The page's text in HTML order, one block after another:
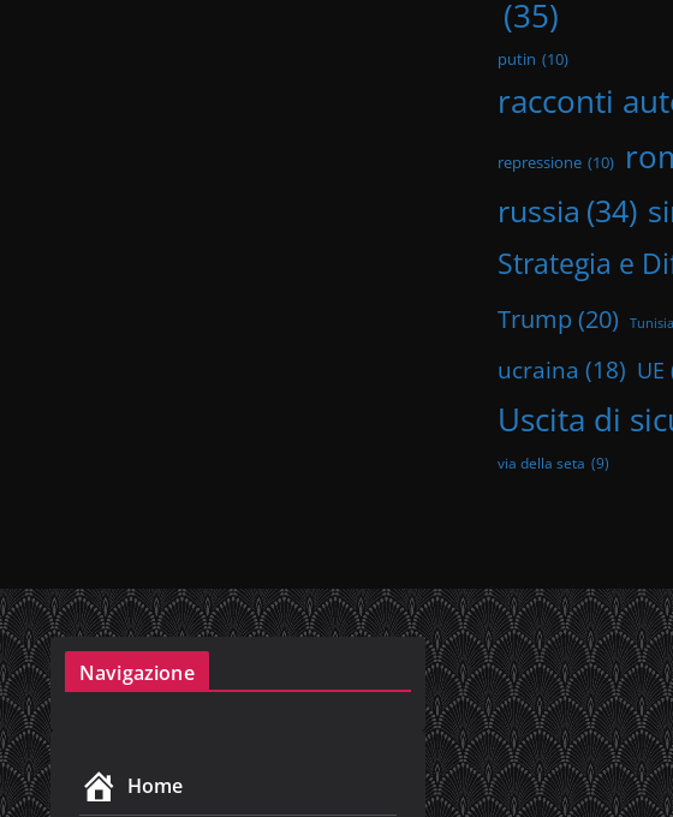
(35)
putin (10)
racconti
repressione (10)
russia (34)
Strategia e
Trump (20) Tunisia
ucraina (18) UE
Uscita di
via della seta (9)
Navigazione
Home